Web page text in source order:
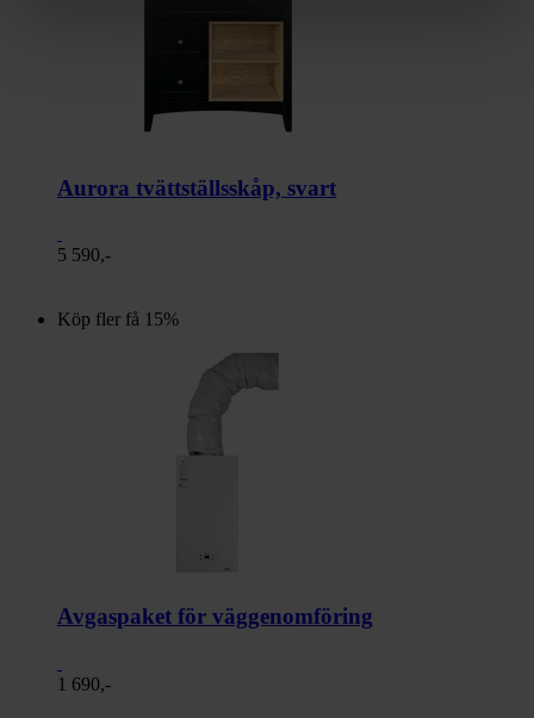
Aurora tvättställsskåp, svart
5 590,-
Köp fler få 15%
Avgaspaket för väggenomföring
1 690,-